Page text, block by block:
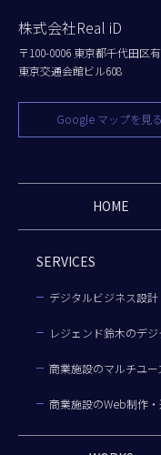
株式会社Real iD
〒100-0006 東京都千代田区
東京交通会館ビル608
Google マップを見る
HOME
SERVICES
デジタルビジネス設計
レジェンド鈴木のデ
商業施設のマルチユ
商業施設のWeb制作